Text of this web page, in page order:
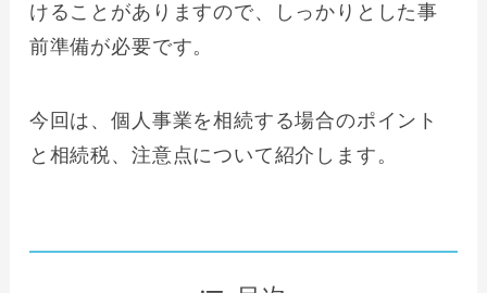
けることがありますので、しっかりとした事
前準備が必要です。
今回は、個人事業を相続する場合のポイント
と相続税、注意点について紹介します。